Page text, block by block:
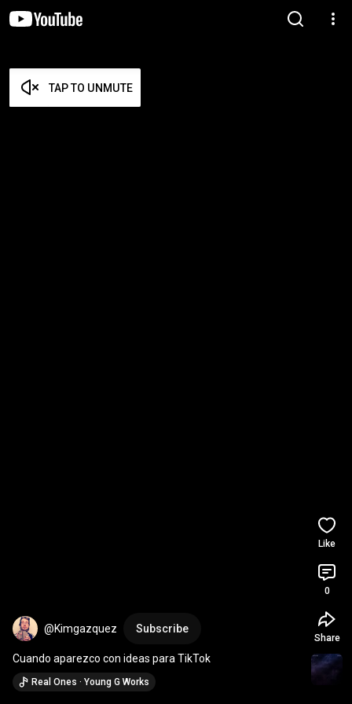
TAP TO UNMUTE
@Kimgazquez Subscribe
Cuando aparezco con ideas para TikTok
Real Ones · Young G Works
Like
0
Share